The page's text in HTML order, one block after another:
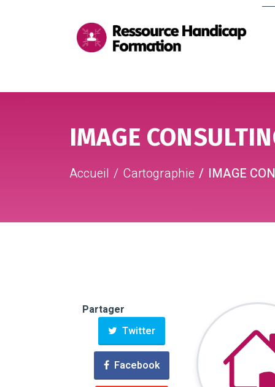
IMAGE
Accueil Cartographie IMAGE
Partager
Twitter
Facebook